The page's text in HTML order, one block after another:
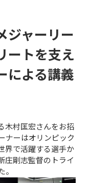
ジャーリー
ートを支え
による講義
木村匡宏さんをお招
ナーはオリンピック
界で活躍する選手か
庄剛志監督のトライ